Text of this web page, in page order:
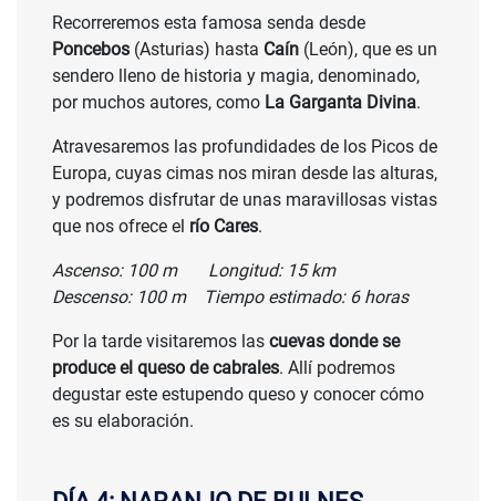
Recorreremos esta famosa senda desde
Poncebos (Asturias) hasta Caín (León), que es un
sendero lleno de historia y magia, denominado,
por muchos autores, como La Garganta Divina.
Atravesaremos las profundidades de los Picos de
Europa, cuyas cimas nos miran desde las alturas,
y podremos disfrutar de unas maravillosas vistas
que nos ofrece el río Cares.
Ascenso: 100 m Longitud: 15 km
Descenso: 100 m Tiempo estimado: 6 horas
Por la tarde visitaremos las cuevas donde se
produce el queso de cabrales. Allí podremos
degustar este estupendo queso y conocer cómo
es su elaboración.